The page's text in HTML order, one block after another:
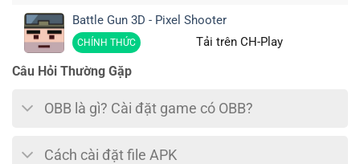
Battle Gun 3D - Pixel Shooter
CHÍNH THỨC Tải trên CH-Play
Câu Hỏi Thường Gặp
OBB là gì? Cài đặt game có OBB?
Cách cài đặt file APK